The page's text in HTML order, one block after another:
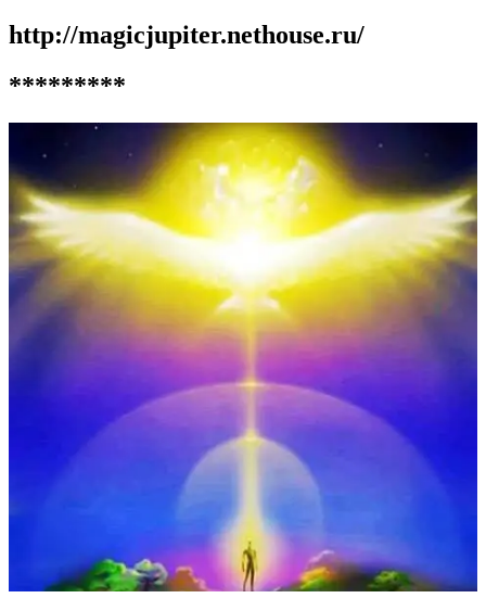
http://magicjupiter.nethouse.ru/
*********